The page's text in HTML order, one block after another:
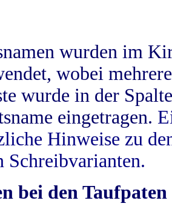
wurden im
wobei
wurde in der
eingetragen.
Hinweise zu
Schreibvarianten.
bei den Taufpaten